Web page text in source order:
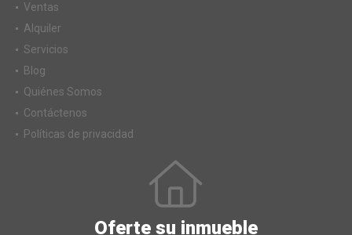
Ventas
Alquiler
Servicios
Blog
Quiénes Somos
Contáctenos
Políticas de privacidad
Oferte su inmueble